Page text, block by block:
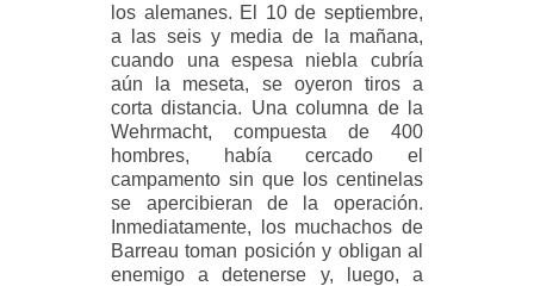
los alemanes. El 10 de septiembre,
a las seis y media de la mañana,
cuando una espesa niebla cubría
aún la meseta, se oyeron tiros a
corta distancia. Una columna de la
Wehrmacht, compuesta de 400
hombres, había cercado el
campamento sin que los centinelas
se apercibieran de la operación.
Inmediatamente, los muchachos de
Barreau toman posición y obligan al
enemigo a detenerse y, luego, a